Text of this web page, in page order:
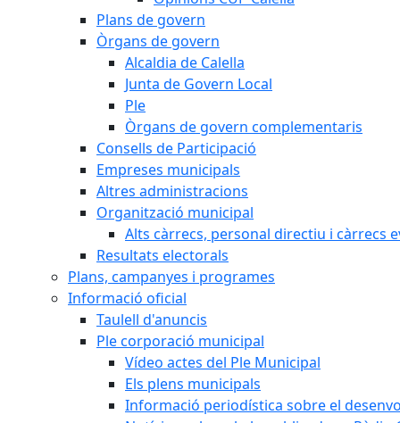
Plans de govern
Òrgans de govern
Alcaldia de Calella
Junta de Govern Local
Ple
Òrgans de govern complementaris
Consells de Participació
Empreses municipals
Altres administracions
Organització municipal
Alts càrrecs, personal directiu i càrrecs
Resultats electorals
Plans, campanyes i programes
Informació oficial
Taulell d'anuncis
Ple corporació municipal
Vídeo actes del Ple Municipal
Els plens municipals
Informació periodística sobre el